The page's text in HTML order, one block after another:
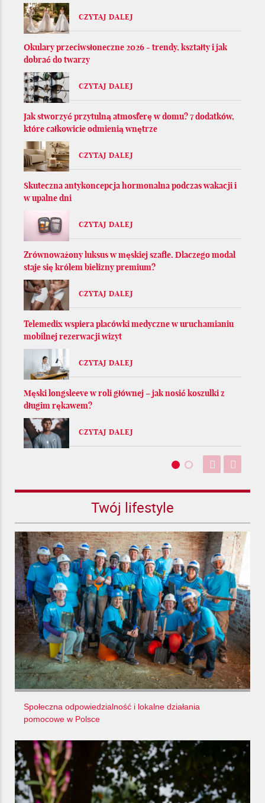
CZYTAJ DALEJ
Okulary przeciwsłoneczne 2026 - trendy, kształty i jak
dobrać do twarzy
CZYTAJ DALEJ
Jak stworzyć przytulną atmosferę w domu? 7 dodatków,
które całkowicie odmienią wnętrze
CZYTAJ DALEJ
Skuteczna antykoncepcja hormonalna podczas wakacji i
w upalne dni
CZYTAJ DALEJ
Zrównoważony luksus w męskiej szafie. Dlaczego modal
staje się królem bielizny premium?
CZYTAJ DALEJ
Telemedix wspiera placówki medyczne w uruchamianiu
mobilnej rezerwacji wizyt
CZYTAJ DALEJ
Męski longsleeve w roli głównej – jak nosić koszulki z
długim rękawem?
CZYTAJ DALEJ
Twój lifestyle
Społeczna odpowiedzialność i lokalne działania
pomocowe w Polsce